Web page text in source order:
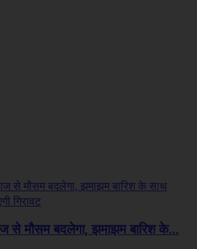
से मौसम बदलेगा, झमाझम बारिश के...